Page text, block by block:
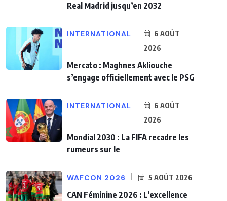
Real Madrid jusqu’en 2032
INTERNATIONAL
6 AOÛT
2026
Mercato : Maghnes Akliouche
s’engage officiellement avec le PSG
INTERNATIONAL
6 AOÛT
2026
Mondial 2030 : La FIFA recadre les
rumeurs sur le
WAFCON 2026 5 AOÛT 2026
CAN Féminine 2026 : L’excellence